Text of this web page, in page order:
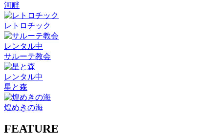
河畔
レトロチック
レンタル中
サルーテ教会
レンタル中
星と森
煌めきの海
FEATURE